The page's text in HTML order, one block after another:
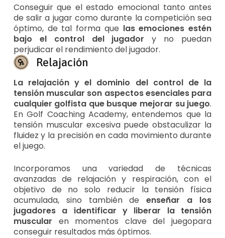
Conseguir que el estado emocional tanto antes
de salir a jugar como durante la competición sea
óptimo, de tal forma que las emociones estén
bajo el control del jugador y no puedan
perjudicar el rendimiento del jugador.
Relajación
La relajación y el dominio del control de la
tensión muscular son aspectos esenciales para
cualquier golfista que busque mejorar su juego.
En Golf Coaching Academy, entendemos que la
tensión muscular excesiva puede obstaculizar la
fluidez y la precisión en cada movimiento durante
el juego.
Incorporamos una variedad de técnicas
avanzadas de relajación y respiración, con el
objetivo de no solo reducir la tensión física
acumulada, sino también deenseñar a los
jugadores a identificar y liberar la tensión
muscular en momentos clave del juegopara
conseguir resultados más óptimos.